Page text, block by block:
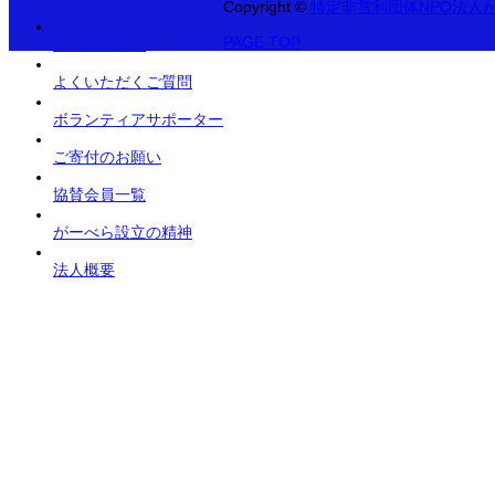
よくいただくご質問
ボランティアサポーター
ご寄付のお願い
協賛会員一覧
がーべら設立の精神
法人概要
Copyright © 特定非営利団体NPO法人
PAGE TOP